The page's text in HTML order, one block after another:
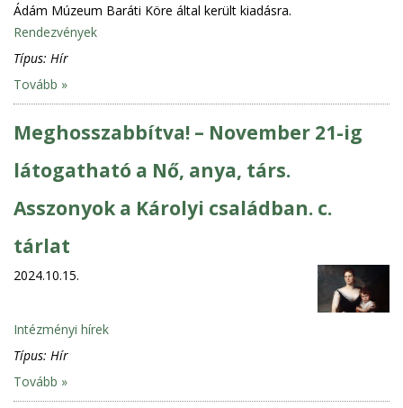
Ádám Múzeum Baráti Köre által került kiadásra.
Rendezvények
Típus: Hír
Tovább »
Meghosszabbítva! – November 21-ig
látogatható a Nő, anya, társ.
Asszonyok a Károlyi családban. c.
tárlat
2024.10.15.
Intézményi hírek
Típus: Hír
Tovább »